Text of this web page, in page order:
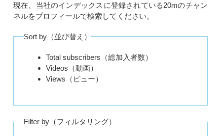
現在、当社のインデックスに登録されている20mのチャン
ネルをプロフィールで検索してください。
Sort by（並び替え）
Total subscribers（総加入者数）
Videos（動画）
Views（ビュー）
Filter by（フィルタリング）